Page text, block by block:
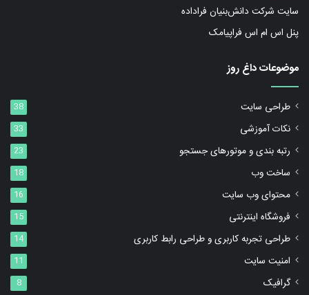
سایت شرکت دانش‌بنیان فراداده
پنل اس ام اس فراپیامک
موضوعات داغ روز
طراحی سایت 38
نکات آموزشی 33
رتبه بندی و موتورهای جستجو 23
ساخت وب 18
محتوای وب سایت 16
فروشگاه اینترنتی 15
طراحی تجربه کاربری و طراحی رابط کاربری 14
امنیت سایت 11
گرافیک 8